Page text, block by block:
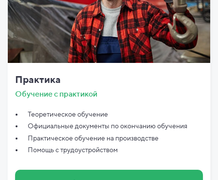
Практика
Обучение с практикой
Теоретическое обучение
Официальные документы поокончанию обучения
Практическое обучение на производстве
Помощь с трудоустройством